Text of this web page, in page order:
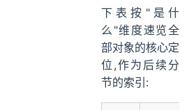
下表按"是什
么"维度速览全
部对象的核心定
位,作为后续分
节的索引: